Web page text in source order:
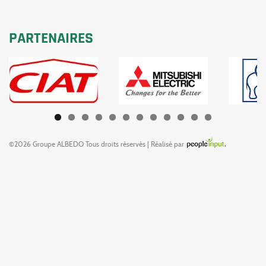
PARTENAIRES
©2026 Groupe ALBEDO Tous droits réservés | Réalisé par